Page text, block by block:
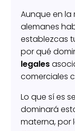
Aunque en
alemanes
establezcas
por qué
legales
comerciales
Lo que sí es
dominará
materna, por